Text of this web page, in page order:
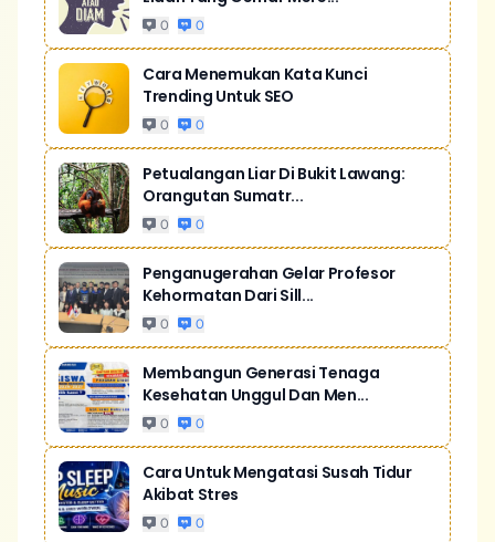
0 0
Cara Menemukan Kata Kunci
Trending Untuk SEO
0 0
Petualangan Liar Di Bukit Lawang:
Orangutan Sumatr...
0 0
Penganugerahan Gelar Profesor
Kehormatan Dari Sill...
0 0
Membangun Generasi Tenaga
Kesehatan Unggul Dan Men...
0 0
Cara Untuk Mengatasi Susah Tidur
Akibat Stres
0 0